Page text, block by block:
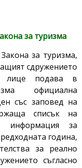
за туризма
за туризма,
сдружението
лице подава в
официална
със заповед на
списък на
информация за
година,
за реално
съгласно